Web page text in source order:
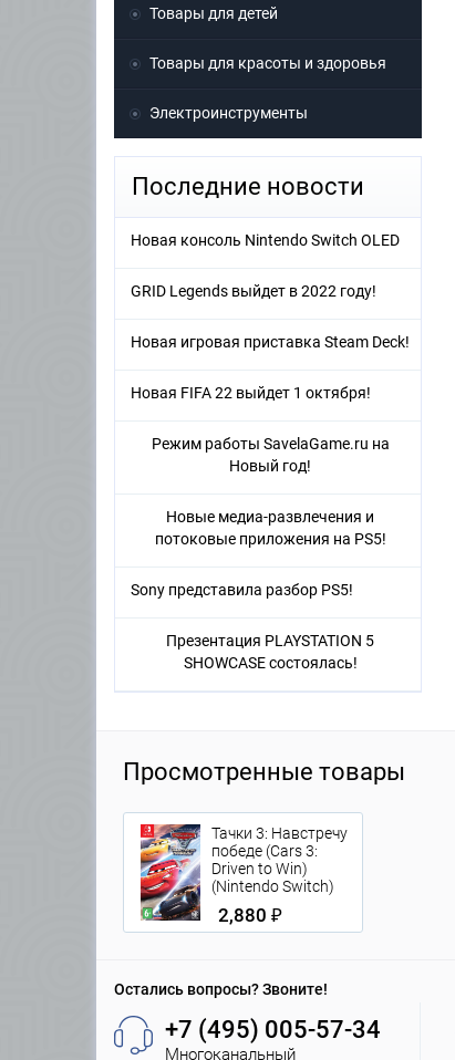
Товары для детей
Товары для красоты и здоровья
Электроинструменты
Последние новости
Новая консоль Nintendo Switch OLED
GRID Legends выйдет в 2022 году!
Новая игровая приставка Steam Deck!
Новая FIFA 22 выйдет 1 октября!
Режим работы SavelaGame.ru на
Новый год!
Новые медиа-развлечения и
потоковые приложения на PS5!
Sony представила разбор PS5!
Презентация PLAYSTATION 5
SHOWCASE состоялась!
Просмотренные товары
Тачки 3: Навстречу
победе (Cars 3:
Driven to Win)
(Nintendo Switch)
2,880 ₽
Остались вопросы? Звоните!
+7 (495) 005-57-34
Многоканальный